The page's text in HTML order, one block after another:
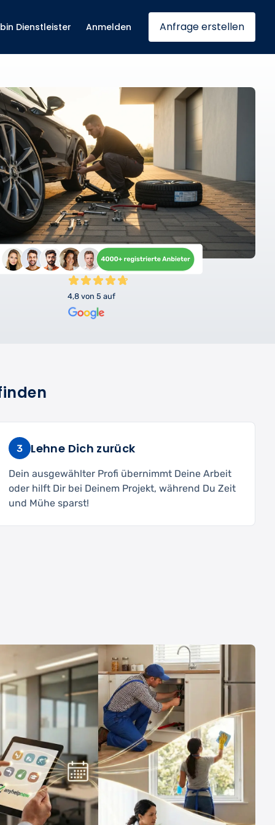
Dienstleister Anmelden Anfrage erstellen
4,8 von 5 auf
3 Lehne Dich zurück
Dein ausgewählter Profi übernimmt Deine Arbeit
oder hilft Dir bei Deinem Projekt, während Du Zeit
und Mühe sparst!